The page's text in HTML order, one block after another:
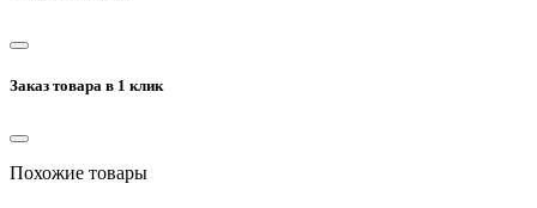
Заказ товара в 1 клик
Похожие товары